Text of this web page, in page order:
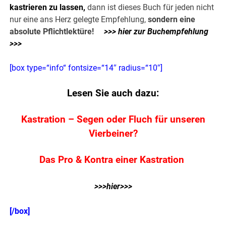
kastrieren zu lassen, dann ist dieses Buch für jeden nicht
nur eine ans Herz gelegte Empfehlung,sondern eine
absolute Pflichtlektüre!
>>> hier zur Buchempfehlung
>>>
[box type=“info“ fontsize=“14″ radius=“10″]
Lesen Sie auch dazu:
Kastration – Segen oder Fluch für unseren
Vierbeiner?
Das Pro & Kontra einer Kastration
>>>hier>>>
[/box]